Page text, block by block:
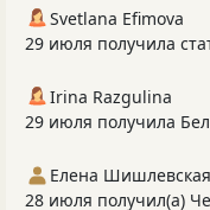
Svetlana Efimova
29 июля получила
Irina Razgulina
29 июля получила
Елена Шишлевская
28 июля получил(а)